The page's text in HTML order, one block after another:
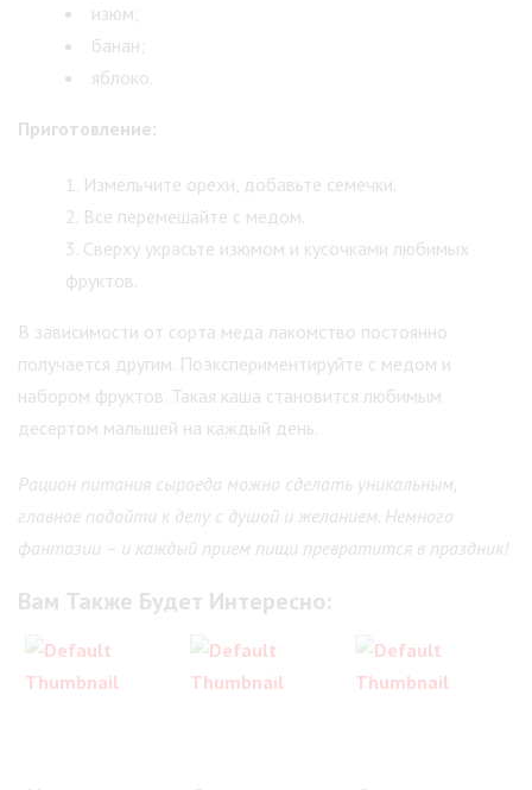
изюм;
банан;
яблоко.
Приготовление:
Измельчите орехи, добавьте семечки.
Все перемешайте с медом.
Сверху украсьте изюмом и кусочками любимых
фруктов.
В зависимости от сорта меда лакомство постоянно
получается другим. Поэкспериментируйте с медом и
набором фруктов. Такая каша становится любимым
десертом малышей на каждый день.
Рацион питания сыроеда можно сделать уникальным,
главное подойти к делу с душой и желанием. Немного
фантазии – и каждый прием пищи превратится в праздник!
Вам Также Будет Интересно: